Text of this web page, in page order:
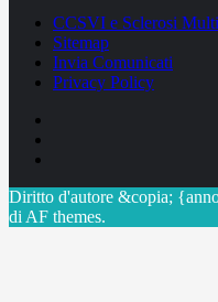
CCSVI e Sclerosi
Sitemap
Invia Comunicati
Privacy Policy
Diritto d'autore &copia;
di AF themes.